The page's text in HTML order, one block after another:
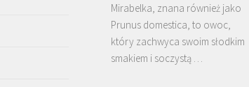
Mirabelka, znana również jako
Prunus domestica, to owoc,
który zachwyca swoim słodkim
smakiem i soczystą …